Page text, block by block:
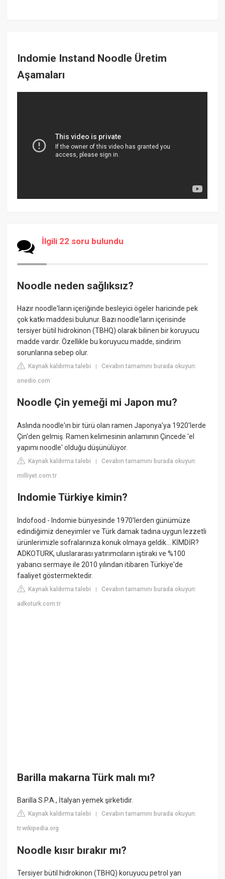
Indomie Instand Noodle Üretim
Aşamaları
İlgili 22 soru bulundu
Noodle neden sağlıksız?
Hazır noodle'ların içeriğinde besleyici ögeler haricinde pek
çok katkı maddesi bulunur. Bazı noodle'ların içerisinde
tersiyer bütil hidrokinon (TBHQ) olarak bilinen bir koruyucu
madde vardır. Özellikle bu koruyucu madde, sindirim
sorunlarına sebep olur.
Kaynak kaldırma talebi |Cevabın tamamını burada okuyun:
onedio.com
Noodle Çin yemeği mi Japon mu?
Aslında noodle'ın bir türü olan ramen Japonya'ya 1920'lerde
Çin'den gelmiş. Ramen kelimesinin anlamının Çincede 'el
yapımı noodle' olduğu düşünülüyor.
Kaynak kaldırma talebi |Cevabın tamamını burada okuyun:
milliyet.com.tr
Indomie Türkiye kimin?
Indofood - Indomie bünyesinde 1970'lerden günümüze
edindiğimiz deneyimler ve Türk damak tadına uygun lezzetli
ürünlerimizle sofralarınıza konuk olmaya geldik... KİMDİR?
ADKOTURK, uluslararası yatırımcıların iştiraki ve %100
yabancı sermaye ile 2010 yılından itibaren Türkiye'de
faaliyet göstermektedir.
Kaynak kaldırma talebi |Cevabın tamamını burada okuyun:
adkoturk.com.tr
Barilla makarna Türk malı mı?
Barilla S.P.A., İtalyan yemek şirketidir.
Kaynak kaldırma talebi |Cevabın tamamını burada okuyun:
tr.wikipedia.org
Noodle kısır bırakır mı?
Tersiyer bütil hidrokinon (TBHQ) koruyucu petrol yan